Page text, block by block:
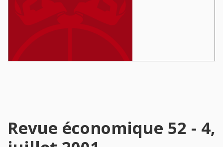
Revue économique 52 - 4,